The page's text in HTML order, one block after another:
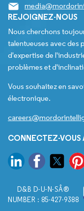
REJOIGNEZ-NOUS
Nous cherchons
talentueuses avec des
d'expertise de
problèmes et
Vous souhaitez en
électronique.
CONNECTEZ-VOUS
D&B D-U-N-SÂ®
NUMBER : 85-427-9388